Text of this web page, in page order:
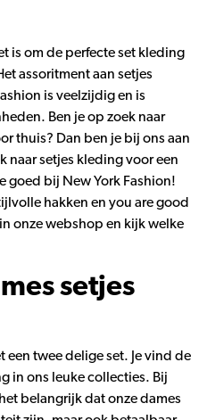
is om de perfecte set kleding
assoritment aan setjes
is veelzijdig en is
Ben je op zoek naar
thuis? Dan ben je bij ons aan
naar setjes kleding voor een
goed bij New York Fashion!
hakken en you are good
onze webshop en kijk welke
setjes
een twee delige set. Je vind de
in ons leuke collecties. Bij
belangrijk dat onze dames